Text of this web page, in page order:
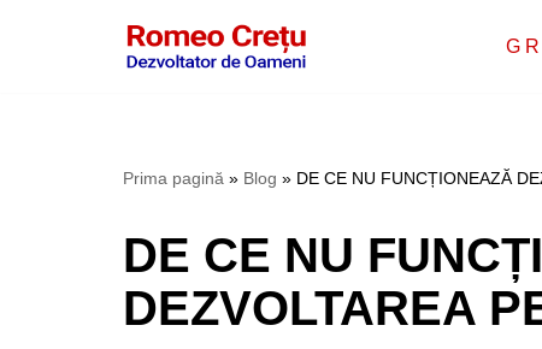
G
Prima pagină » Blog » DE CE NU FUNCȚIONEAZĂ
DE CE NU
DEZVOLTAREA